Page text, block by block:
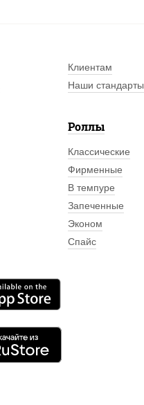
Клиентам
Наши стандарты
Роллы
Классические
Фирменные
В темпуре
Запеченные
Эконом
Спайс